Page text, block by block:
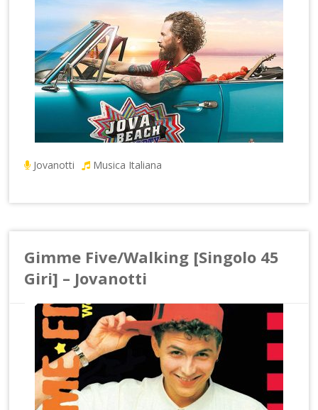
Jovanotti Musica Italiana
Gimme Five/Walking [Singolo 45
Giri] – Jovanotti